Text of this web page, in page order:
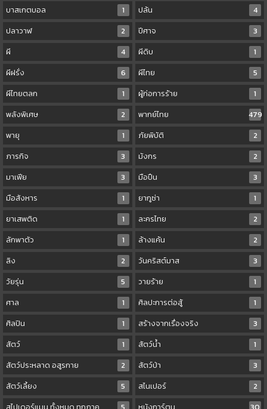
บาสเกตบอล
1 ปล้น
4
ปลาวาฬ
2 ปีศาจ
3
ผี
4 ผีดิบ
1
ผีฝรั่ง
6 ผีไทย
5
ผีไทยตลก
1 ผู้ก่อการร้าย
1
พลังพิเศษ
2 พากย์ไทย
479
พายุ
1 ภัยพิบัติ
2
ภารกิจ
3 มังกร
2
มาเฟีย
3 มือปืน
3
มือสังหาร
1 ยากูซ่า
1
ยาเสพติด
1 ละครไทย
2
ลักพาตัว
1 ล้างแค้น
2
ลิง
2 วันคริสต์มาส
3
วัยรุ่น
5 วายร้าย
1
ศาล
1 ศิลปะการต่อสู้
1
ศิลปิน
1 สร้างจากเรื่องจริง
3
สัตว์
1 สัตว์น้ำ
1
สัตว์ประหลาด อสูรกาย
2 สัตว์ป่า
3
สัตว์เลี้ยง
5 สไนเปอร์
2